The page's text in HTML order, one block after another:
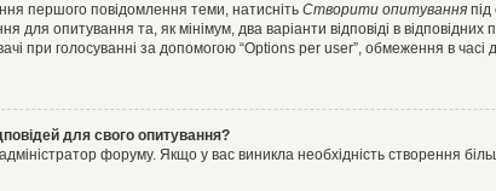
першого повідомлення теми, натисніть Створити опитування
опитування та, як мінімум, два варіанти відповіді в
при голосуванні за допомогою “Options per user”, обмеження в
для свого опитування?
форуму. Якщо у вас виникла необхідність створення